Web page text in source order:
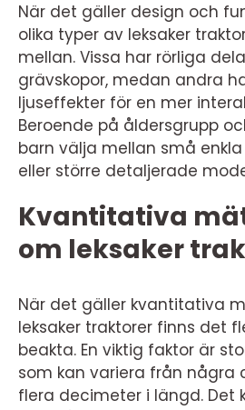
När det gäller design och
olika typer av leksaker
mellan. Vissa har rörliga
grävskopor, medan andra
ljuseffekter för en mer
Beroende på åldersgrupp
barn välja mellan små
eller större detaljerade
Kvantitativa
om leksaker
När det gäller kvantitativa
leksaker traktorer finns det
beakta. En viktig faktor är
som kan variera från några
flera decimeter i längd. Det